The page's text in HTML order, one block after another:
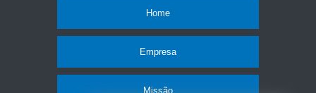
Home
Empresa
Missão